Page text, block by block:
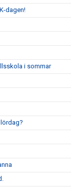
dagen!
i sommar